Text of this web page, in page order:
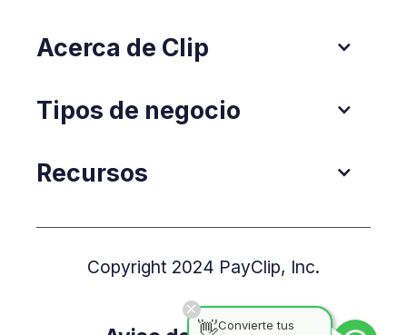
Acerca de Clip
Tipos de negocio
Recursos
Copyright 2024 PayClip, Inc.
👋Convierte tus